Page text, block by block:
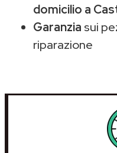
domicilio a
Garanzia sui
riparazione